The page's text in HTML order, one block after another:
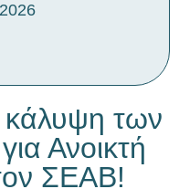
των
Ανοικτή
ΣΕΑΒ!